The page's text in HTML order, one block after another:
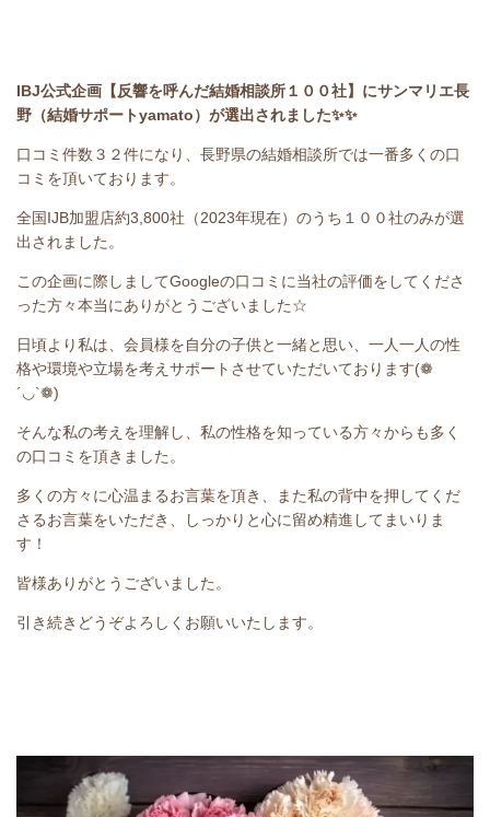
IBJ公式企画【反響を呼んだ結婚相談所１００社】にサンマリエ長
野（結婚サポートyamato）が選出されました✨✨
口コミ件数３２件になり、長野県の結婚相談所では一番多くの口
コミを頂いております。
全国IJB加盟店約3,800社（2023年現在）のうち１００社のみが選
出されました。
この企画に際しましてGoogleの口コミに当社の評価をしてくださ
った方々本当にありがとうございました☆
日頃より私は、会員様を自分の子供と一緒と思い、一人一人の性
格や環境や立場を考えサポートさせていただいております(❁
´◡`❁)
そんな私の考えを理解し、私の性格を知っている方々からも多く
の口コミを頂きました。
多くの方々に心温まるお言葉を頂き、また私の背中を押してくだ
さるお言葉をいただき、しっかりと心に留め精進してまいりま
す！
皆様ありがとうございました。
引き続きどうぞよろしくお願いいたします。